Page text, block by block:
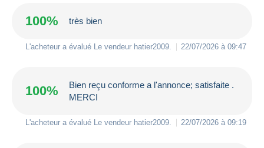
100% très bien
L'acheteur a évalué Le vendeur hatier2009 22/07/2026 à 09:47
100%
Bien reçu conforme a l'annonce; satisfaite .
MERCI
L'acheteur a évalué Le vendeur hatier2009 22/07/2026 à 09:19